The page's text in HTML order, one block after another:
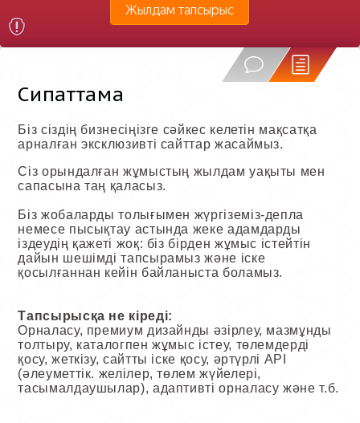
Жылдам тапсырыс
Сипаттама
Біз сіздің бизнесіңізге сәйкес келетін мақсатқа
арналған эксклюзивті сайттар жасаймыз.
Сіз орындалған жұмыстың жылдам уақыты мен
сапасына таң қаласыз.
Біз жобаларды толығымен жүргіземіз-депла
немесе пысықтау астында жеке адамдарды
іздеудің қажеті жоқ: біз бірден жұмыс істейтін
дайын шешімді тапсырамыз және іске
қосылғаннан кейін байланыста боламыз.
Тапсырысқа не кіреді:
Орналасу, премиум дизайнды әзірлеу, мазмұнды
толтыру, каталогпен жұмыс істеу, төлемдерді
қосу, жеткізу, сайтты іске қосу, әртүрлі API
(әлеуметтік. желілер, төлем жүйелері,
тасымалдаушылар), адаптивті орналасу және т.б.